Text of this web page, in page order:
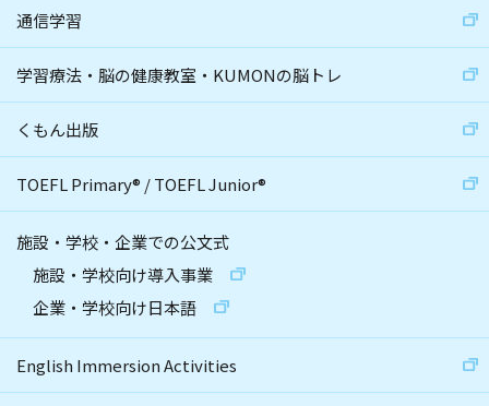
通信学習
学習療法・脳の健康教室・KUMONの脳トレ
くもん出版
TOEFL Primary® /TOEFL Junior®
施設・学校・企業での公文式
施設・学校向け導入事業
企業・学校向け日本語
English Immersion Activities